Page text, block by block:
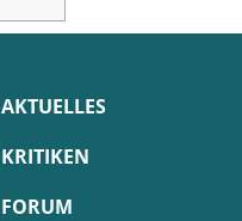
AKTUELLES
KRITIKEN
FORUM